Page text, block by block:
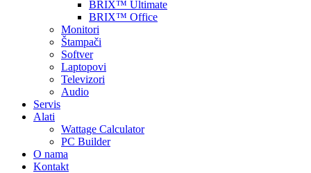
BRIX™ Ultimate
BRIX™ Office
Monitori
Štampači
Softver
Laptopovi
Televizori
Audio
Servis
Alati
Wattage Calculator
PC Builder
O nama
Kontakt